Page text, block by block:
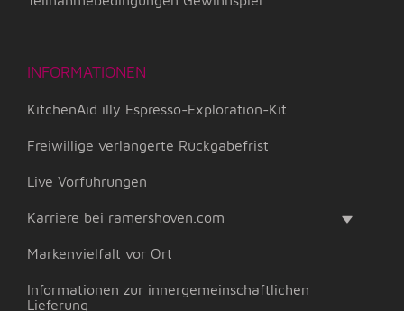
INFORMATIONEN
KitchenAid illy Espresso-Exploration-Kit
Freiwillige verlängerte Rückgabefrist
Live Vorführungen
Karriere bei ramershoven.com
Markenvielfalt vor Ort
Informationen zur innergemeinschaftlichen
Lieferung